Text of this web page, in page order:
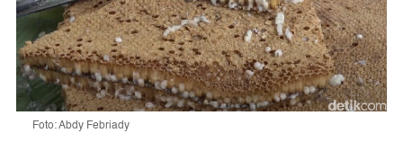
Foto: Abdy Febriady